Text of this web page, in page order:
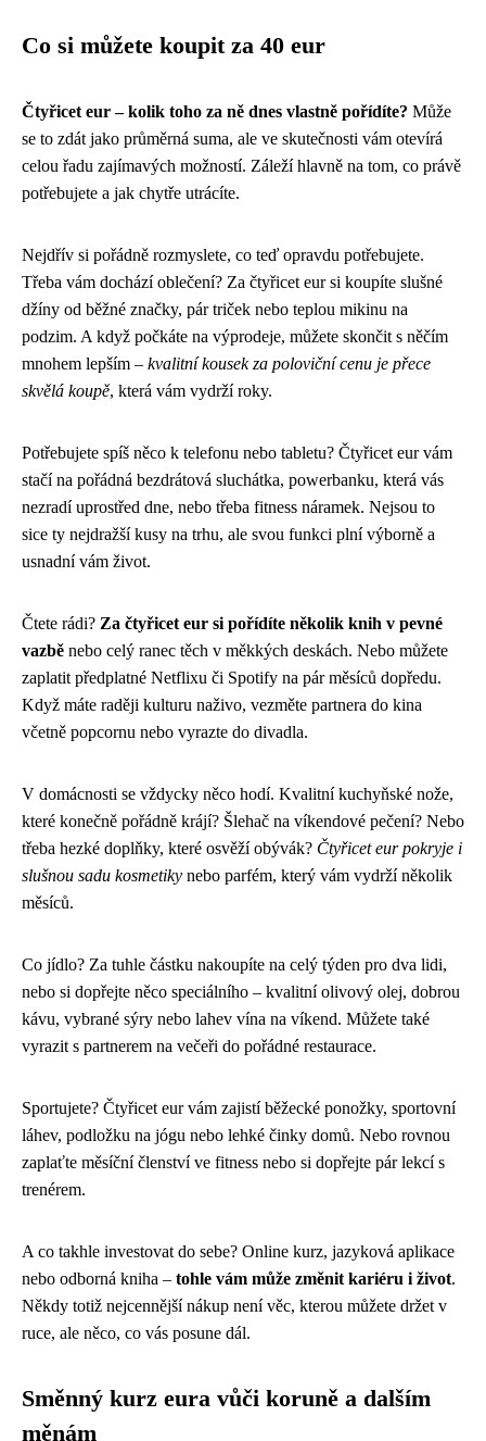
Co si můžete koupit za 40 eur
Čtyřicet eur – kolik toho za ně dnes vlastně pořídíte? Může
se to zdát jako průměrná suma, ale ve skutečnosti vám otevírá
celou řadu zajímavých možností. Záleží hlavně na tom, co právě
potřebujete a jak chytře utrácíte.
Nejdřív si pořádně rozmyslete, co teď opravdu potřebujete.
Třeba vám dochází oblečení? Za čtyřicet eur si koupíte slušné
džíny od běžné značky, pár triček nebo teplou mikinu na
podzim. A když počkáte na výprodeje, můžete skončit s něčím
mnohem lepším – kvalitní kousek za poloviční cenu je přece
skvělá koupě, která vám vydrží roky.
Potřebujete spíš něco k telefonu nebo tabletu? Čtyřicet eur vám
stačí na pořádná bezdrátová sluchátka, powerbanku, která vás
nezradí uprostřed dne, nebo třeba fitness náramek. Nejsou to
sice ty nejdražší kusy na trhu, ale svou funkci plní výborně a
usnadní vám život.
Čtete rádi? Za čtyřicet eur si pořídíte několik knih v pevné
vazbě nebo celý ranec těch v měkkých deskách. Nebo můžete
zaplatit předplatné Netflixu či Spotify na pár měsíců dopředu.
Když máte raději kulturu naživo, vezměte partnera do kina
včetně popcornu nebo vyrazte do divadla.
V domácnosti se vždycky něco hodí. Kvalitní kuchyňské nože,
které konečně pořádně krájí? Šlehač na víkendové pečení? Nebo
třeba hezké doplňky, které osvěží obývák? Čtyřicet eur pokryje i
slušnou sadu kosmetiky nebo parfém, který vám vydrží několik
měsíců.
Co jídlo? Za tuhle částku nakoupíte na celý týden pro dva lidi,
nebo si dopřejte něco speciálního – kvalitní olivový olej, dobrou
kávu, vybrané sýry nebo lahev vína na víkend. Můžete také
vyrazit s partnerem na večeři do pořádné restaurace.
Sportujete? Čtyřicet eur vám zajistí běžecké ponožky, sportovní
láhev, podložku na jógu nebo lehké činky domů. Nebo rovnou
zaplaťte měsíční členství ve fitness nebo si dopřejte pár lekcí s
trenérem.
A co takhle investovat do sebe? Online kurz, jazyková aplikace
nebo odborná kniha – tohle vám může změnit kariéru i život.
Někdy totiž nejcennější nákup není věc, kterou můžete držet v
ruce, ale něco, co vás posune dál.
Směnný kurz eura vůči koruně a dalším
měnám